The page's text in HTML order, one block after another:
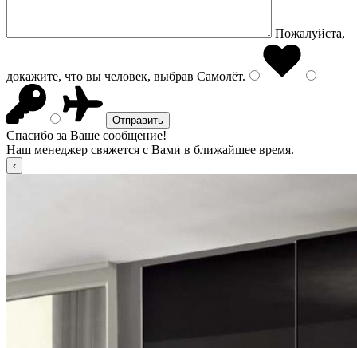
Пожалуйста,
докажите, что вы человек, выбрав Самолёт.
Спасибо за Ваше сообщение!
Наш менеджер свяжется с Вами в ближайшее время.